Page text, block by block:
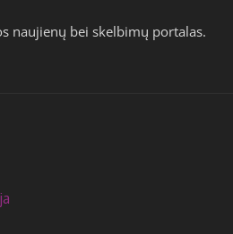
naujienų bei skelbimų portalas.